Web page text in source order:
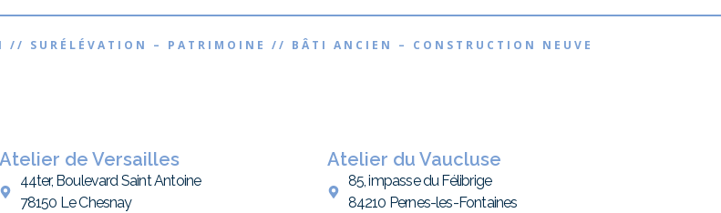
SURÉLÉVATION – PATRIMOINE // BÂTI ANCIEN – CONSTRUCTION NEUVE
Atelier de Versailles
44ter, Boulevard Saint Antoine
78150 Le Chesnay
Atelier du Vaucluse
85, impasse du Félibrige
84210 Pernes-les-Fontaines